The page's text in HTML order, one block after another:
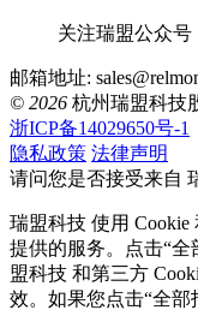
关注瑞盟公众号
邮箱地址:
© 2026 杭州瑞盟科技
浙ICP备14029650号-1
隐私政策 法律声明
请问您是否接受来自
瑞盟科技 使用
提供的服务。点击“
盟科技 和第三方
效。如果您点击“全